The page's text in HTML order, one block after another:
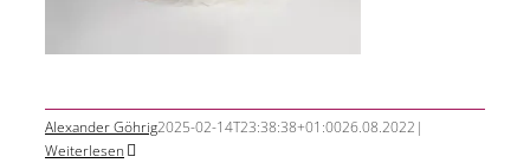
Alexander Göhrig2025-02-14T23:38:38+01:0026.08.2022 |
Weiterlesen